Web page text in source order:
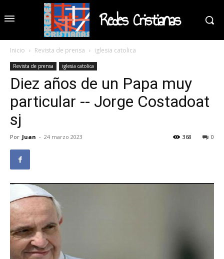
Redes Cristianas
Inicio Revista de prensa iglesia catolica
Revista de prensa iglesia catolica
Diez años de un Papa muy
particular -- Jorge Costadoat
sj
Por Juan - 24 marzo 2023 0
368